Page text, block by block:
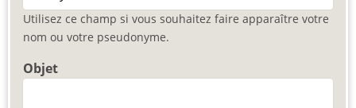
Utilisez ce champ si vous souhaitez faire apparaître votre
nom ou votre pseudonyme.
Objet